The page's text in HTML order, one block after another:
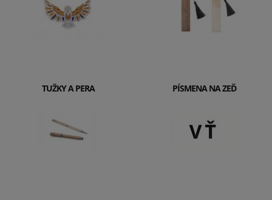
TUŽKY A PERA PÍSMENA NA ZEĎ